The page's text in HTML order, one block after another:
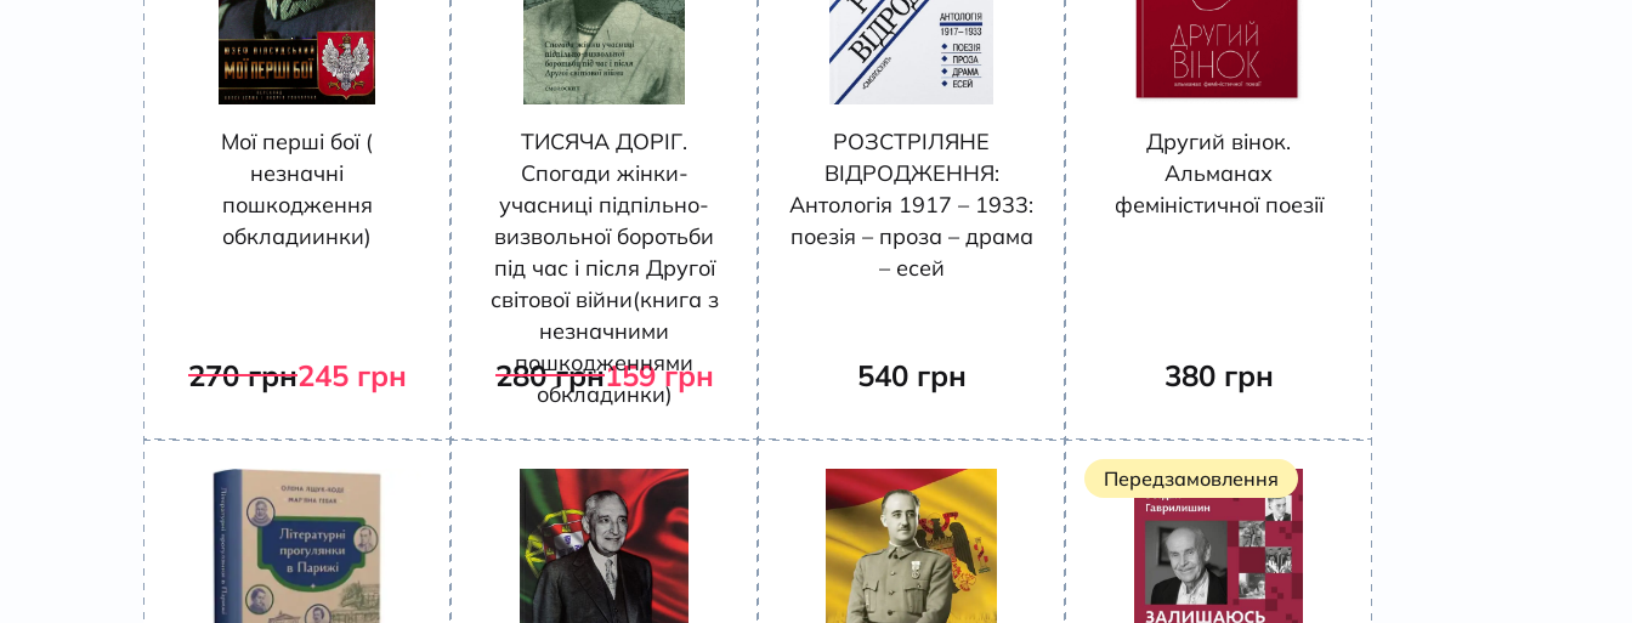
Мої перші бої (
незначні
пошкодження
обкладиинки)
270грн245 грн
ТИСЯЧА ДОРІГ.
Спогади жінки-
учасниці підпільно-
визвольної боротьби
під час і після Другої
світової війни(книга з
незначними
пошкодженнями
обкладинки)
280грн159грн
РОЗСТРІЛЯНЕ
ВІДРОДЖЕННЯ:
Антологія 1917 – 1933:
поезія – проза – драма
– есей
540 грн
Другий вінок.
Альманах
феміністичної поезії
380 грн
Передзамовлення